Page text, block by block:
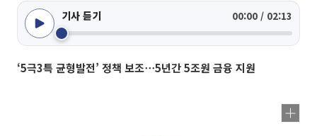
기사 듣기 00:00 / 02:13
‘5극3특 균형발전’ 정책 보조⋯5년간 5조원 금융 지원